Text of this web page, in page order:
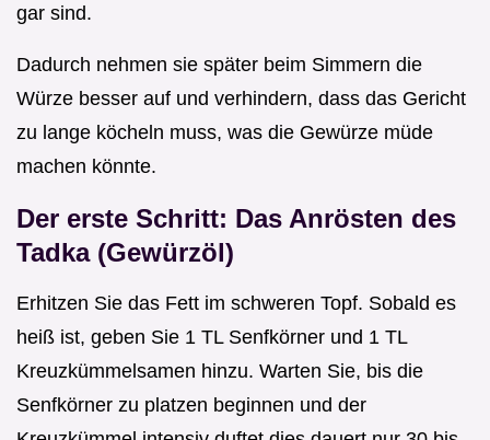
gar sind.
Dadurch nehmen sie später beim Simmern die
Würze besser auf und verhindern, dass das Gericht
zu lange köcheln muss, was die Gewürze müde
machen könnte.
Der erste Schritt: Das Anrösten des
Tadka (Gewürzöl)
Erhitzen Sie das Fett im schweren Topf. Sobald es
heiß ist, geben Sie 1 TL Senfkörner und 1 TL
Kreuzkümmelsamen hinzu. Warten Sie, bis die
Senfkörner zu platzen beginnen und der